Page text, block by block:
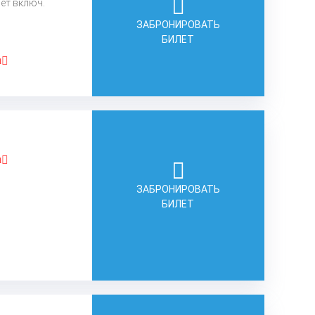
включ.
ЗАБРОНИРОВАТЬ
БИЛЕТ
ЗАБРОНИРОВАТЬ
БИЛЕТ